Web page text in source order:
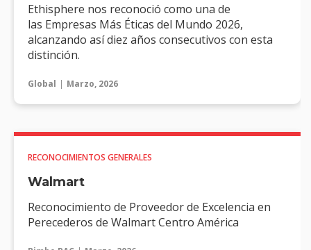
Ethisphere nos reconoció como una de
las Empresas Más Éticas del Mundo 2026,
alcanzando así diez años consecutivos con esta
distinción.
Global Marzo, 2026
RECONOCIMIENTOS GENERALES
Walmart
Reconocimiento de Proveedor de Excelencia en
Perecederos de Walmart Centro América